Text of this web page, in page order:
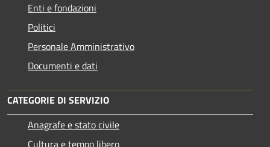
Enti e fondazioni
Politici
Personale Amministrativo
Documenti e dati
CATEGORIE DI SERVIZIO
Anagrafe e stato civile